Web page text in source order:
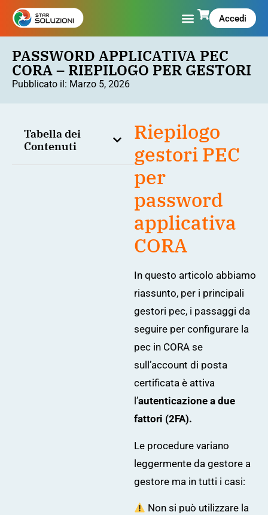
Accedi
PASSWORD APPLICATIVA PEC
CORA – RIEPILOGO PER GESTORI
Pubblicato il: Marzo 5, 2026
Tabella dei
Contenuti
Riepilogo
gestori PEC
per
password
applicativa
CORA
In questo articolo abbiamo
riassunto, per i principali
gestori pec, i passaggi da
seguire per configurare la
pec in CORA se
sull’account di posta
certificata è attiva
l’autenticazione a due
fattori (2FA).
Le procedure variano
leggermente da gestore a
gestore ma in tutti i casi:
Non si può utilizzare la